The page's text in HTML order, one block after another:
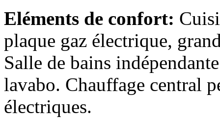
Eléments de confort:
plaque gaz électrique,
Salle de bains
lavabo. Chauffage central
électriques.